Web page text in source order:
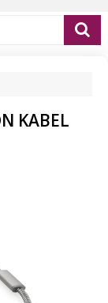
KABEL